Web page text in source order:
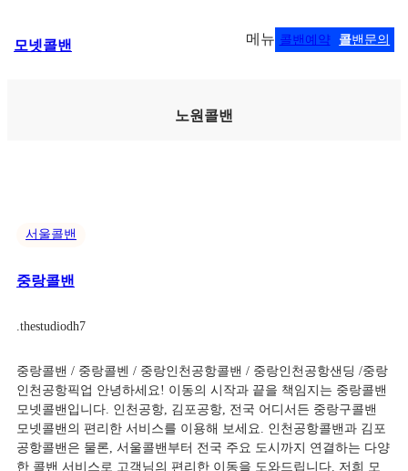
텐
모넷콜밴 메뉴 콜밴예약 콜밴문의
노원콜밴
서울콜밴
중랑콜밴
thestudiodh7
중랑콜밴 / 중랑콜벤 / 중랑인천공항콜밴 / 중랑인천공항샌딩 /중랑
인천공항픽업 안녕하세요! 이동의 시작과 끝을 책임지는 중랑콜밴
모넷콜밴입니다. 인천공항, 김포공항, 전국 어디서든 중랑구콜밴
모넷콜밴의 편리한 서비스를 이용해 보세요. 인천공항콜밴과 김포
공항콜밴은 물론, 서울콜밴부터 전국 주요 도시까지 연결하는 다양
한 콜밴 서비스로 고객님의 편리한 이동을 도와드립니다. 저희 모